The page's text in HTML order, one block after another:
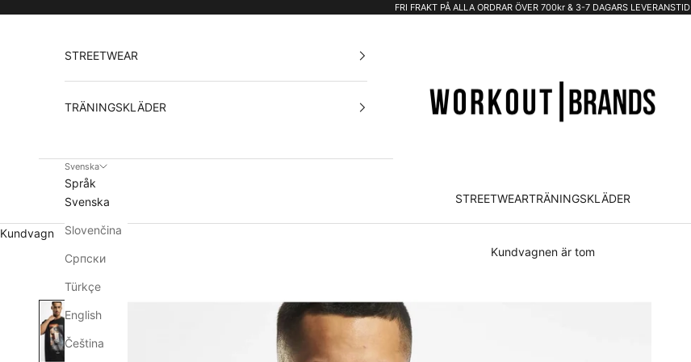
FRI FRAKT PÅ ALLA ORDRAR ÖVER 700kr & 3-7 DAGARS LEVERANSTID
STREETWEARTRÄNINGSKLÄDER
STREETWEAR
TRÄNINGSKLÄDER
Svenska
Språk
Svenska
Slovenčina
Српски
Türkçe
English
Čeština
Kundvagn
Kundvagnen är tom